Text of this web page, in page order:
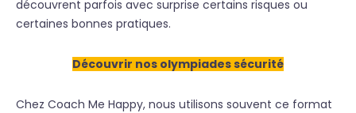
découvrent parfois avec surprise certains risques ou
certaines bonnes pratiques.
Découvrir nos olympiades sécurité
Chez Coach Me Happy, nous utilisons souvent ce format